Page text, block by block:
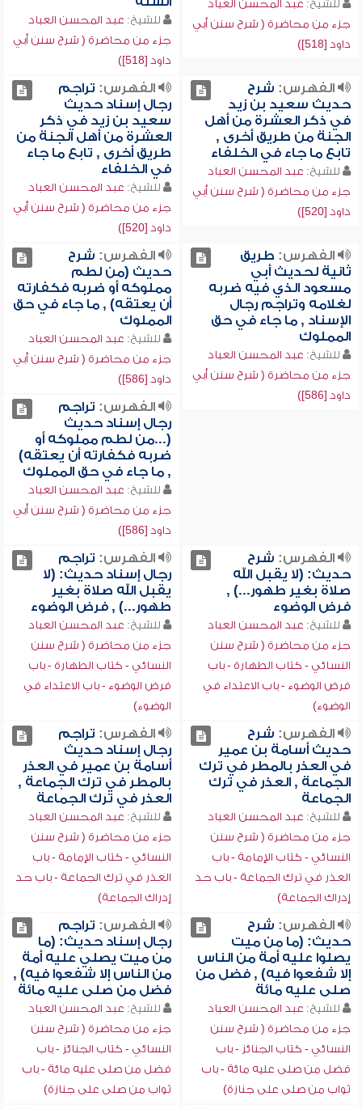
للشيخ: عبد المحسن العباد
جزء من محاضرة ( شرح سنن أبي
داود [518])
للشيخ: عبد المحسن العباد
جزء من محاضرة ( شرح سنن أبي
داود [518])
الفهرس: شرح
حديث سعيد بن زيد
في ذكر العشرة من أهل
الجنة من طريق أخرى ,
تابع ما جاء في الخلفاء
للشيخ: عبد المحسن العباد
جزء من محاضرة ( شرح سنن أبي
داود [520])
الفهرس: تراجم
رجال إسناد حديث
سعيد بن زيد في ذكر
العشرة من أهل الجنة من
طريق أخرى , تابع ما جاء
في الخلفاء
للشيخ: عبد المحسن العباد
جزء من محاضرة ( شرح سنن أبي
داود [520])
الفهرس: طريق
ثانية لحديث أبي
مسعود الذي فيه ضربه
لغلامه وتراجم رجال
الإسناد , ما جاء في حق
المملوك
للشيخ: عبد المحسن العباد
جزء من محاضرة ( شرح سنن أبي
داود [586])
الفهرس: شرح
حديث (من لطم
مملوكه أو ضربه فكفارته
أن يعتقه) , ما جاء في حق
المملوك
للشيخ: عبد المحسن العباد
جزء من محاضرة ( شرح سنن أبي
داود [586])
الفهرس: تراجم
رجال إسناد حديث
(...من لطم مملوكه أو
ضربه فكفارته أن يعتقه)
, ما جاء في حق المملوك
للشيخ: عبد المحسن العباد
جزء من محاضرة ( شرح سنن أبي
داود [586])
الفهرس: شرح
حديث: (لا يقبل الله
صلاة بغير طهور...) ,
فرض الوضوء
للشيخ: عبد المحسن العباد
جزء من محاضرة ( شرح سنن
النسائي - كتاب الطهارة - باب
فرض الوضوء - باب الاعتداء في
الوضوء)
الفهرس: تراجم
رجال إسناد حديث: (لا
يقبل الله صلاة بغير
طهور...) , فرض الوضوء
للشيخ: عبد المحسن العباد
جزء من محاضرة ( شرح سنن
النسائي - كتاب الطهارة - باب
فرض الوضوء - باب الاعتداء في
الوضوء)
الفهرس: شرح
حديث أسامة بن عمير
في العذر بالمطر في ترك
الجماعة , العذر في ترك
الجماعة
للشيخ: عبد المحسن العباد
جزء من محاضرة ( شرح سنن
النسائي - كتاب الإمامة - باب
العذر في ترك الجماعة - باب حد
إدراك الجماعة)
الفهرس: تراجم
رجال إسناد حديث
أسامة بن عمير في العذر
بالمطر في ترك الجماعة ,
العذر في ترك الجماعة
للشيخ: عبد المحسن العباد
جزء من محاضرة ( شرح سنن
النسائي - كتاب الإمامة - باب
العذر في ترك الجماعة - باب حد
إدراك الجماعة)
الفهرس: شرح
حديث: (ما من ميت
يصلوا عليه أمة من الناس
إلا شفعوا فيه) , فضل من
صلى عليه مائة
للشيخ: عبد المحسن العباد
جزء من محاضرة ( شرح سنن
النسائي - كتاب الجنائز - باب
فضل من صلى عليه مائة - باب
ثواب من صلى على جنازة)
الفهرس: تراجم
رجال إسناد حديث: (ما
من ميت يصلي عليه أمة
من الناس إلا شفعوا فيه) ,
فضل من صلى عليه مائة
للشيخ: عبد المحسن العباد
جزء من محاضرة ( شرح سنن
النسائي - كتاب الجنائز - باب
فضل من صلى عليه مائة - باب
ثواب من صلى على جنازة)